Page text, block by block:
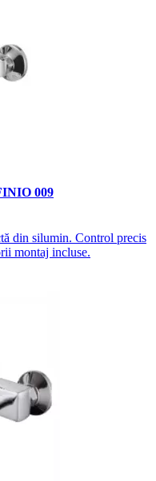
009
din silumin. Control precis
montaj incluse.